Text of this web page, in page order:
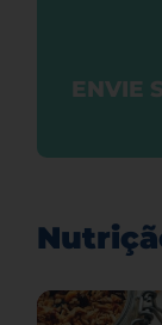
ENVIE